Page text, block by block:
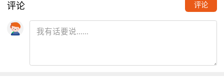
评论 评论